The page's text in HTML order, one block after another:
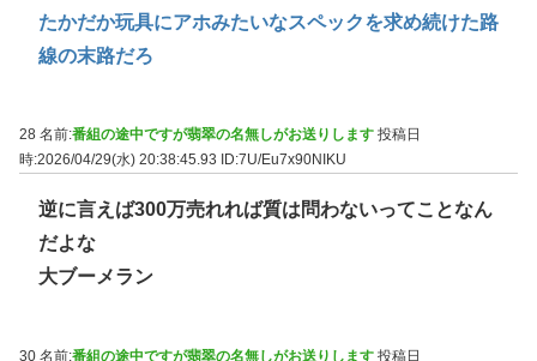
たかだか玩具にアホみたいなスペックを求め続けた路
線の末路だろ
28 名前:番組の途中ですが翡翠の名無しがお送りします 投稿日
時:2026/04/29(水) 20:38:45.93
ID:7U/Eu7x90NIKU
逆に言えば300万売れれば質は問わないってことなん
だよな
大ブーメラン
30 名前:番組の途中ですが翡翠の名無しがお送りします 投稿日